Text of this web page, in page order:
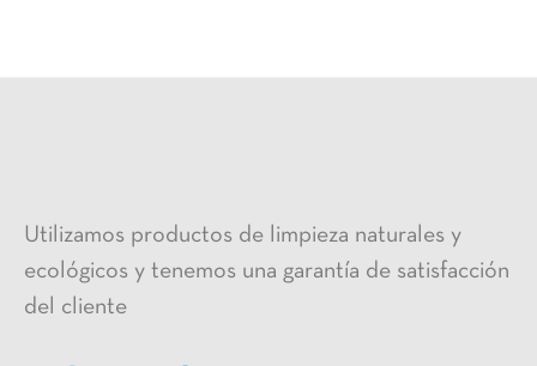
Utilizamos productos de limpieza naturales y
ecológicos y tenemos una garantía de satisfacción
del cliente